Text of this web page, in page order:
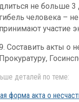
не больше 3
гибель человека –
принимают участие
Составить акты о
Прокуратуру,
деталей по теме:
форма акта о